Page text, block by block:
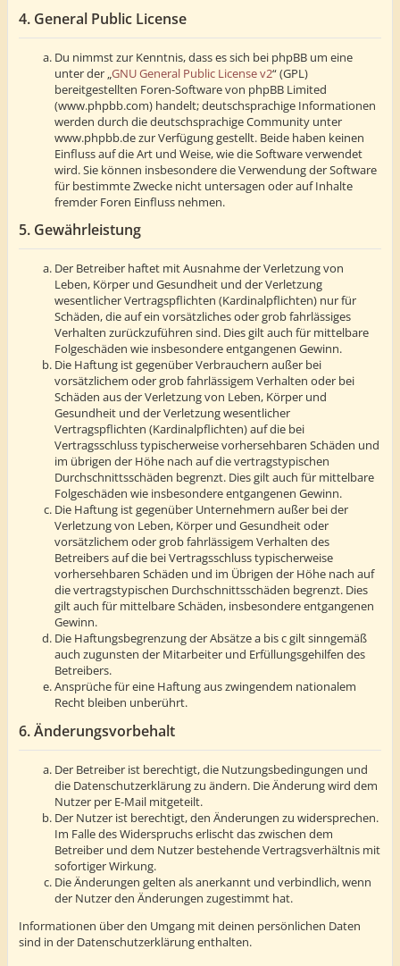
4. General Public License
Du nimmst zur Kenntnis, dass es sich bei phpBB um eine
unter der „GNU General Public License v2“ (GPL)
bereitgestellten Foren-Software von phpBB Limited
(www.phpbb.com) handelt; deutschsprachige Informationen
werden durch die deutschsprachige Community unter
www.phpbb.de zur Verfügung gestellt. Beide haben keinen
Einfluss auf die Art und Weise, wie die Software verwendet
wird. Sie können insbesondere die Verwendung der Software
für bestimmte Zwecke nicht untersagen oder auf Inhalte
fremder Foren Einfluss nehmen.
5. Gewährleistung
Der Betreiber haftet mit Ausnahme der Verletzung von
Leben, Körper und Gesundheit und der Verletzung
wesentlicher Vertragspflichten (Kardinalpflichten) nur für
Schäden, die auf ein vorsätzliches oder grob fahrlässiges
Verhalten zurückzuführen sind. Dies gilt auch für mittelbare
Folgeschäden wie insbesondere entgangenen Gewinn.
Die Haftung ist gegenüber Verbrauchern außer bei
vorsätzlichem oder grob fahrlässigem Verhalten oder bei
Schäden aus der Verletzung von Leben, Körper und
Gesundheit und der Verletzung wesentlicher
Vertragspflichten (Kardinalpflichten) auf die bei
Vertragsschluss typischerweise vorhersehbaren Schäden und
im übrigen der Höhe nach auf die vertragstypischen
Durchschnittsschäden begrenzt. Dies gilt auch für mittelbare
Folgeschäden wie insbesondere entgangenen Gewinn.
Die Haftung ist gegenüber Unternehmern außer bei der
Verletzung von Leben, Körper und Gesundheit oder
vorsätzlichem oder grob fahrlässigem Verhalten des
Betreibers auf die bei Vertragsschluss typischerweise
vorhersehbaren Schäden und im Übrigen der Höhe nach auf
die vertragstypischen Durchschnittsschäden begrenzt. Dies
gilt auch für mittelbare Schäden, insbesondere entgangenen
Gewinn.
Die Haftungsbegrenzung der Absätze a bis c gilt sinngemäß
auch zugunsten der Mitarbeiter und Erfüllungsgehilfen des
Betreibers.
Ansprüche für eine Haftung aus zwingendem nationalem
Recht bleiben unberührt.
6. Änderungsvorbehalt
Der Betreiber ist berechtigt, die Nutzungsbedingungen und
die Datenschutzerklärung zu ändern. Die Änderung wird dem
Nutzer per E-Mail mitgeteilt.
Der Nutzer ist berechtigt, den Änderungen zu widersprechen.
Im Falle des Widerspruchs erlischt das zwischen dem
Betreiber und dem Nutzer bestehende Vertragsverhältnis mit
sofortiger Wirkung.
Die Änderungen gelten als anerkannt und verbindlich, wenn
der Nutzer den Änderungen zugestimmt hat.
Informationen über den Umgang mit deinen persönlichen Daten
sind in der Datenschutzerklärung enthalten.